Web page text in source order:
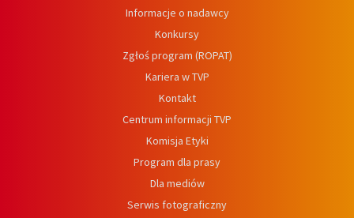
Informacje o nadawcy
Konkursy
Zgłoś program (ROPAT)
Kariera w TVP
Kontakt
Centrum informacji TVP
Komisja Etyki
Program dla prasy
Dla mediów
Serwis fotograficzny